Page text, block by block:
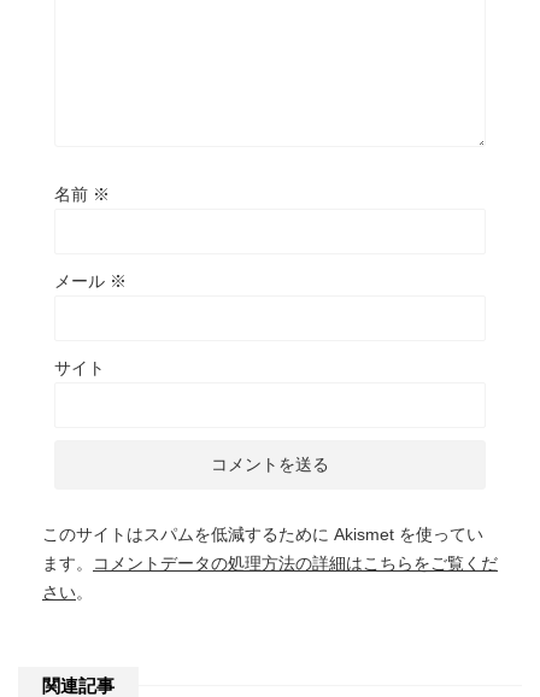
名前 ※
メール ※
サイト
このサイトはスパムを低減するために Akismet を使ってい
ます。
コメントデータの処理方法の詳細はこちらをご覧くだ
さい。
関連記事